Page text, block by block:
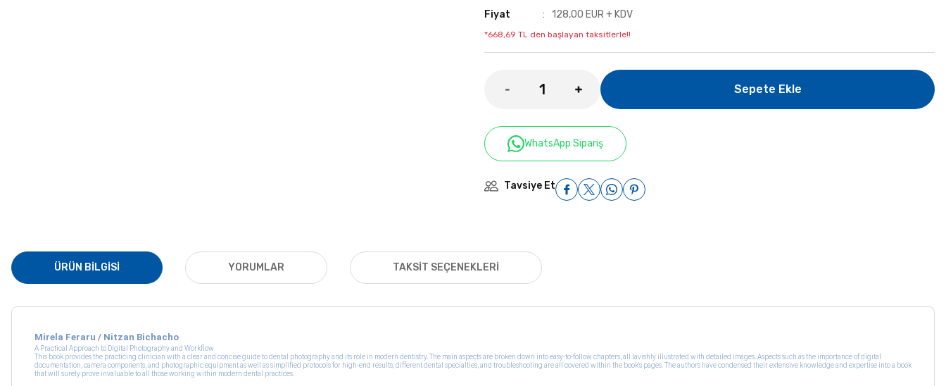
Fiyat 128,00 EUR + KDV
*668,69 TL den başlayan taksitlerle!!
Sepete Ekle
WhatsApp Sipariş
Tavsiye Et
ÜRÜN BILGISI YORUMLAR TAKSIT SEÇENEKLERI
Mirela Feraru / Nitzan Bichacho
A Practical Approach to Digital Photography and Workflow
This book provides the practicing clinician with a clear and concise guide to dental photography and its role in modern dentistry. The main aspects are broken down into easy-to-follow chapters, all lavishly illustrated with detailed images. Aspects such as the importance of digital
documentation, camera components, and photographic equipment as well as simplified protocols for high-end results, different dental specialties, and troubleshooting are all covered within the book's pages. The authors have condensed their extensive knowledge and expertise into a book
that will surely prove invaluable to all those working within modern dental practices.